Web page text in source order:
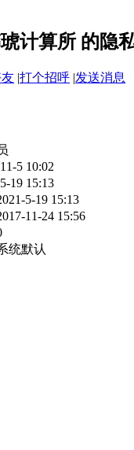
计算所 的隐
|打个招呼 |发送消息
5 10:02
19 15:13
5-19 15:13
11-24 15:56
统默认